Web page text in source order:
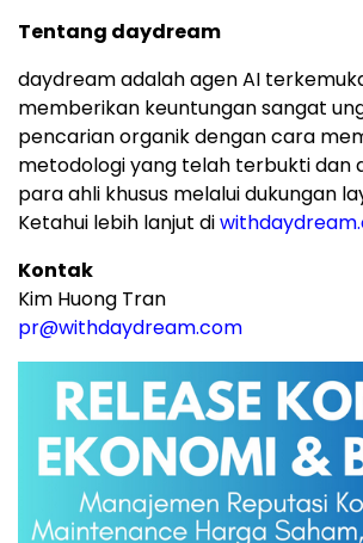
Tentang daydream
daydream adalah agen AI
memberikan keuntungan sangat
pencarian organik dengan cara
metodologi yang telah terbukti dan
para ahli khusus melalui dukungan
Ketahui lebih lanjut di
Kontak
Kim Huong Tran
pr@withdaydream.com